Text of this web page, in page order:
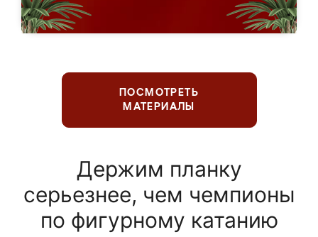
ПОСМОТРЕТЬ
МАТЕРИАЛЫ
Держим планку
серьезнее, чем чемпионы
по фигурному катанию